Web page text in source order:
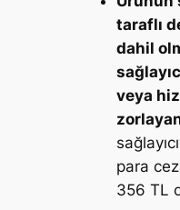
taraflı
dahil
veya
para
356 TL